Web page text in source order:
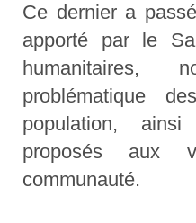
Ce dernier a
apporté par le
humanitaires,
problématique
population,
proposés
communauté.